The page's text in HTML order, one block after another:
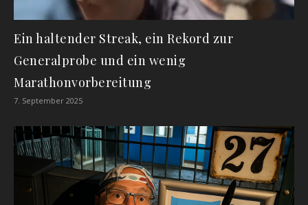
Ein haltender Streak, ein Rekord zur
Generalprobe und ein wenig
Marathonvorbereitung
7. September 2025